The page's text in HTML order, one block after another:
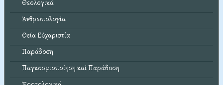
Θεολογικά
Ἀνθρωπολογία
Θεία Εὐχαριστία
Παράδοση
Παγκοσμιοποίηση καί Παράδοση